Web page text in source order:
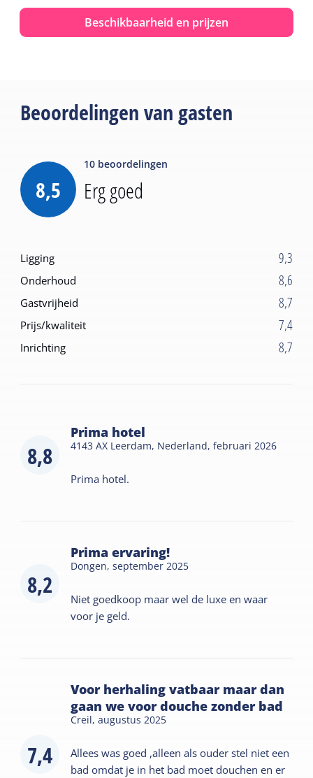
Beschikbaarheid en prijzen
Beoordelingen van gasten
8,5
10 beoordelingen
Erg goed
Ligging 9,3
Onderhoud 8,6
Gastvrijheid 8,7
Prijs/kwaliteit 7,4
Inrichting 8,7
8,8
Prima hotel
4143 AX Leerdam, Nederland,februari 2026
Prima hotel.
8,2
Prima ervaring!
Dongen,september 2025
Niet goedkoop maar wel de luxe en waar
voor je geld.
7,4
Voor herhaling vatbaar maar dan
gaan we voor douche zonder bad
Creil,augustus 2025
Allees was goed ,alleen als ouder stel niet een
bad omdat je in het bad moet douchen en er